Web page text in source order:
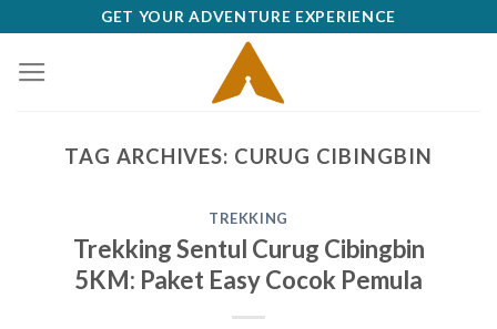
content
GET YOUR ADVENTURE EXPERIENCE
TAG ARCHIVES: CURUG CIBINGBIN
TREKKING
Trekking Sentul Curug Cibingbin
5KM: Paket Easy Cocok Pemula